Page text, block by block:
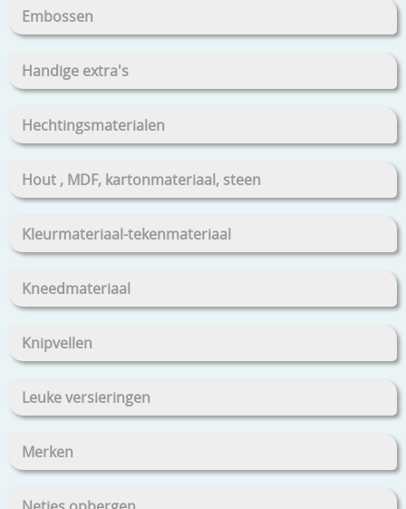
Embossen
Handige extra's
Hechtingsmaterialen
Hout , MDF, kartonmateriaal, steen
Kleurmateriaal-tekenmateriaal
Kneedmateriaal
Knipvellen
Leuke versieringen
Merken